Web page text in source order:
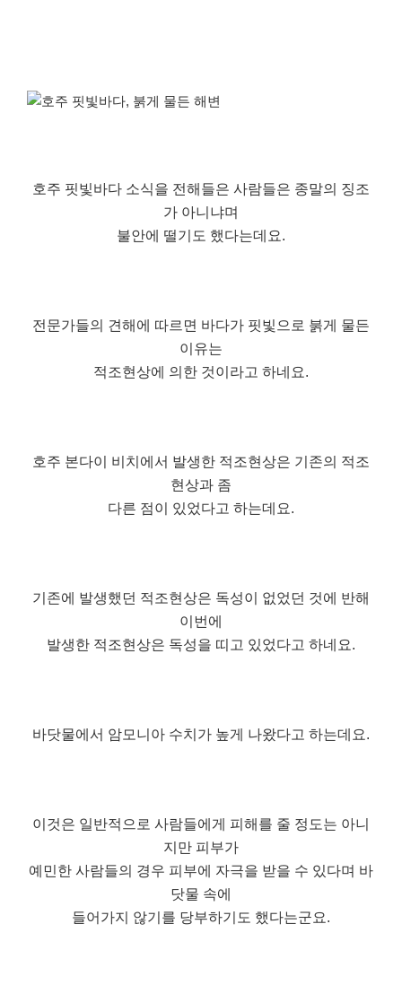
호주 핏빛바다 소식을 전해들은 사람들은 종말의 징조
가 아니냐며
불안에 떨기도 했다는데요.
전문가들의 견해에 따르면 바다가 핏빛으로 붉게 물든
이유는
적조현상에 의한 것이라고 하네요.
호주 본다이 비치에서 발생한 적조현상은 기존의 적조
현상과 좀
다른 점이 있었다고 하는데요.
기존에 발생했던 적조현상은 독성이 없었던 것에 반해
이번에
발생한 적조현상은 독성을 띠고 있었다고 하네요.
바닷물에서 암모니아 수치가 높게 나왔다고 하는데요.
이것은 일반적으로 사람들에게 피해를 줄 정도는 아니
지만 피부가
예민한 사람들의 경우 피부에 자극을 받을 수 있다며 바
닷물 속에
들어가지 않기를 당부하기도 했다는군요.